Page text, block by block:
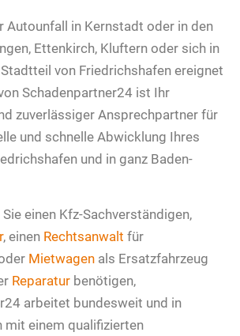
Autounfall in Kernstadt oder in den
Ettenkirch, Kluftern oder sich in
von Friedrichshafen ereignet
Schadenpartner24 ist Ihr
zuverlässiger Ansprechpartner für
und schnelle Abwicklung Ihres
und in ganz Baden-
einen Kfz-Sachverständigen,
, einen Rechtsanwalt für
Mietwagen als Ersatzfahrzeug
Reparatur benötigen,
arbeitet bundesweit und in
mit einem qualifizierten